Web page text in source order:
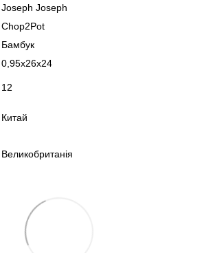
Joseph Joseph
Chop2Pot
Бамбук
0,95х26х24
12
Китай
Великобританія